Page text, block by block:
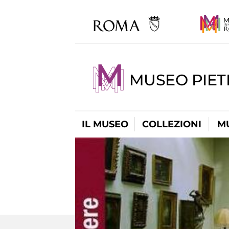
MUSEO
IL MUSEO COLLEZIONI